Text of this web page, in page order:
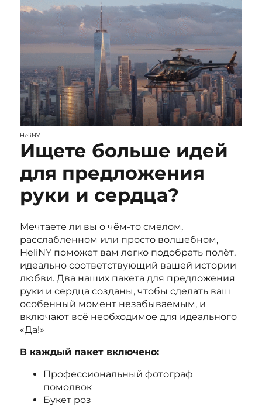
HeliNY
Ищете больше идей
для предложения
руки и сердца?
Мечтаете ли вы о чём-то смелом,
расслабленном или просто волшебном,
HeliNY поможет вам легко подобрать полёт,
идеально соответствующий вашей истории
любви. Два наших пакета для предложения
руки и сердца созданы, чтобы сделать ваш
особенный момент незабываемым, и
включают всё необходимое для идеального
«Да!»
В каждый пакет включено:
Профессиональный фотограф
помолвок
Букет роз